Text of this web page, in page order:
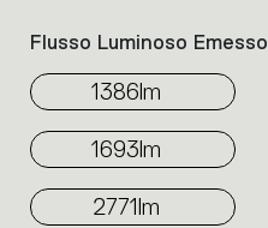
Flusso Luminoso Emesso
1386lm
1693lm
2771lm